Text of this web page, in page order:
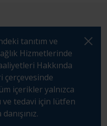
tanıtım ve
Hizmetlerinde
Hakkında
çerçevesinde
içerikler yalnızca
ve tedavi için lütfen